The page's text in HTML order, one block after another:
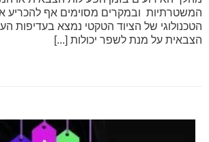
המשטרתיות ובמקרים מסוימים אף להכריע
הטכנולוגי של הציוד הטקטי נמצא בעדיפות
הצבאית על מנת לשפר יכולות [...]